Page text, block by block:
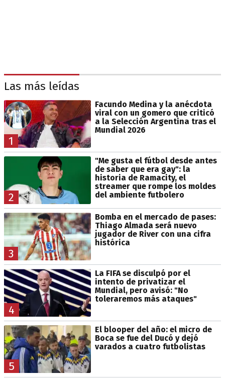
Las más leídas
1
Facundo Medina y la anécdota
viral con un gomero que criticó
a la Selección Argentina tras el
Mundial 2026
2
"Me gusta el fútbol desde antes
de saber que era gay": la
historia de Ramacity, el
streamer que rompe los moldes
del ambiente futbolero
3
Bomba en el mercado de pases:
Thiago Almada será nuevo
jugador de River con una cifra
histórica
4
La FIFA se disculpó por el
intento de privatizar el
Mundial, pero avisó: "No
toleraremos más ataques"
5
El blooper del año: el micro de
Boca se fue del Ducó y dejó
varados a cuatro futbolistas